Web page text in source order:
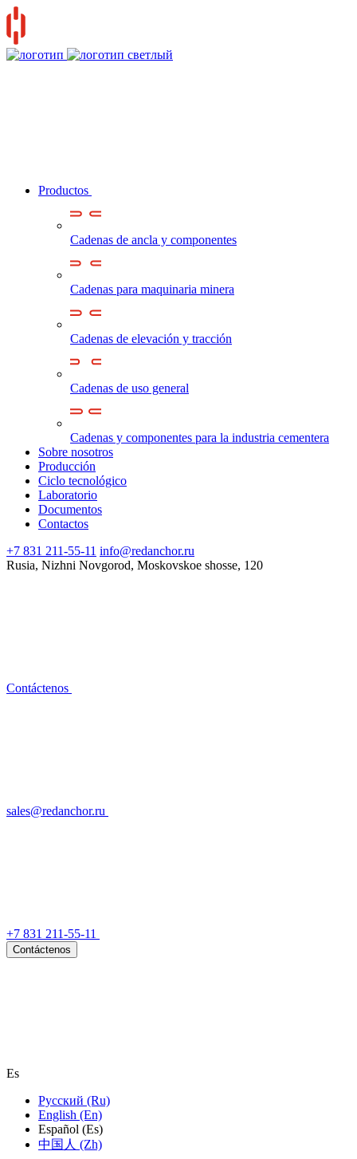
Productos
Cadenas de ancla y componentes
Cadenas para maquinaria minera
Cadenas de elevación y tracción
Cadenas de uso general
Cadenas y componentes para la industria cementera
Sobre nosotros
Producción
Ciclo tecnológico
Laboratorio
Documentos
Contactos
+7 831 211-55-11 info@redanchor.ru
Rusia, Nizhni Novgorod, Moskovskoe shosse, 120
Contáctenos
sales@redanchor.ru
+7 831 211-55-11
Contáctenos
Es
Русский (Ru)
English (En)
Español (Es)
中国人 (Zh)